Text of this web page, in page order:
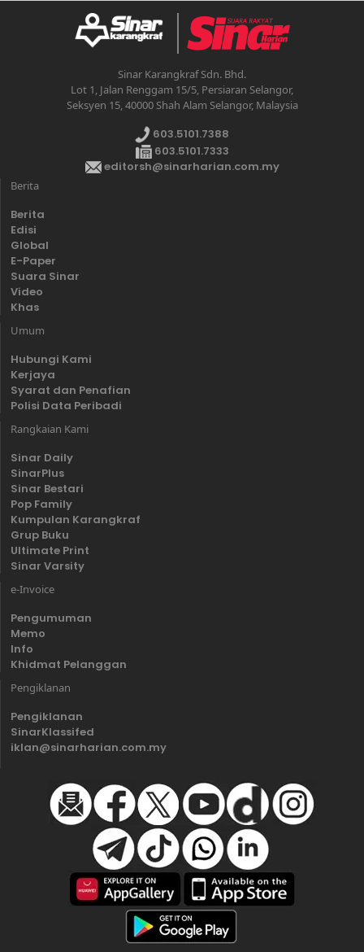
Sinar Karangkraf Sdn. Bhd.
Lot 1, Jalan Renggam 15/5, Persiaran Selangor,
Seksyen 15, 40000 Shah Alam Selangor, Malaysia
603.5101.7388
603.5101.7333
editorsh@sinarharian.com.my
Berita
Berita
Edisi
Global
E-Paper
Suara Sinar
Video
Khas
Umum
Hubungi Kami
Kerjaya
Syarat dan Penafian
Polisi Data Peribadi
Rangkaian Kami
Sinar Daily
SinarPlus
Sinar Bestari
Pop Family
Kumpulan Karangkraf
Grup Buku
Ultimate Print
Sinar Varsity
e-Invoice
Pengumuman
Memo
Info
Khidmat Pelanggan
Pengiklanan
Pengiklanan
SinarKlassifed
iklan@sinarharian.com.my